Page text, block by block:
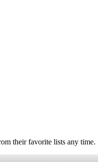
their favorite lists any time.